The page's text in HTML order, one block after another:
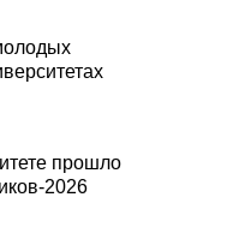
прошло
2026